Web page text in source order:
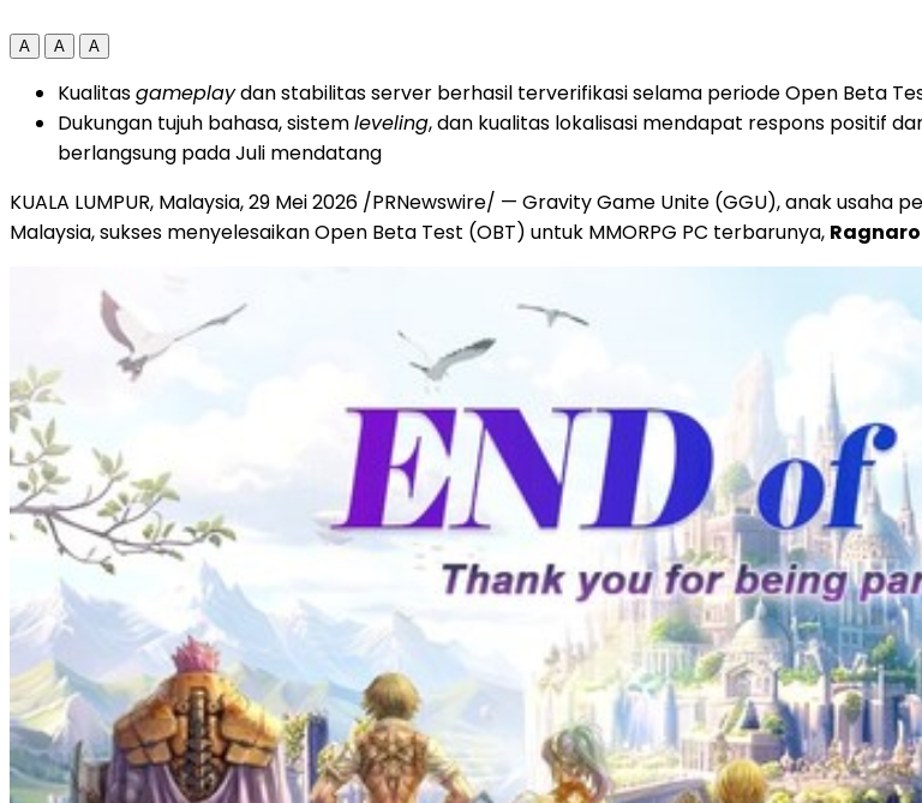
A A A
Kualitasgameplaydan stabilitas server berhasil terverifikasi selama periode Open Beta
Dukungan tujuh bahasa, sistemleveling, dan kualitas lokalisasi mendapat respons positif
berlangsung pada Juli mendatang
KUALA LUMPUR, Malaysia, 29 Mei 2026 /PRNewswire/ — Gravity Game Unite (GGU), anak usaha
Malaysia, sukses menyelesaikan Open Beta Test (OBT) untuk MMORPG PC terbarunya,